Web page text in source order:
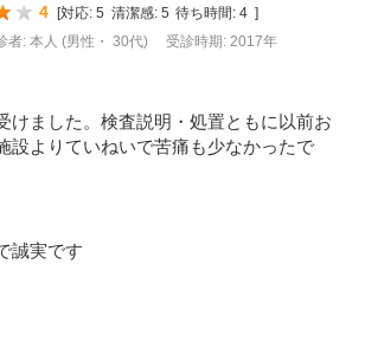
4 [対応: 5 清潔感: 5 待ち時間: 4 ]
者: 本人 (男性・ 30代) 受診時期: 2017年
けました。検査説明・処置ともに以前お
設よりていねいで苦痛も少なかったで
誠実です